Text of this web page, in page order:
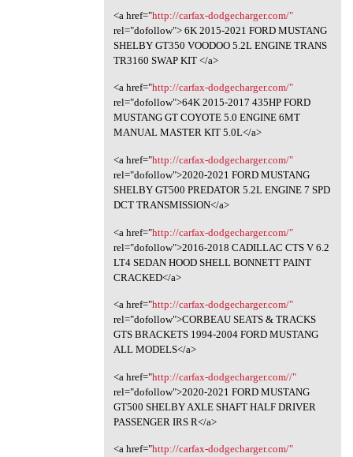
<a href="http://carfax-dodgecharger.com/"
rel="dofollow"> 6K 2015-2021 FORD MUSTANG
SHELBY GT350 VOODOO 5.2L ENGINE TRANS
TR3160 SWAP KIT </a>
<a href="http://carfax-dodgecharger.com/"
rel="dofollow">64K 2015-2017 435HP FORD
MUSTANG GT COYOTE 5.0 ENGINE 6MT
MANUAL MASTER KIT 5.0L</a>
<a href="http://carfax-dodgecharger.com/"
rel="dofollow">2020-2021 FORD MUSTANG
SHELBY GT500 PREDATOR 5.2L ENGINE 7 SPD
DCT TRANSMISSION</a>
<a href="http://carfax-dodgecharger.com/"
rel="dofollow">2016-2018 CADILLAC CTS V 6.2
LT4 SEDAN HOOD SHELL BONNETT PAINT
CRACKED</a>
<a href="http://carfax-dodgecharger.com/"
rel="dofollow">CORBEAU SEATS & TRACKS
GTS BRACKETS 1994-2004 FORD MUSTANG
ALL MODELS</a>
<a href="http://carfax-dodgecharger.com//"
rel="dofollow">2020-2021 FORD MUSTANG
GT500 SHELBY AXLE SHAFT HALF DRIVER
PASSENGER IRS R</a>
<a href="http://carfax-dodgecharger.com/"